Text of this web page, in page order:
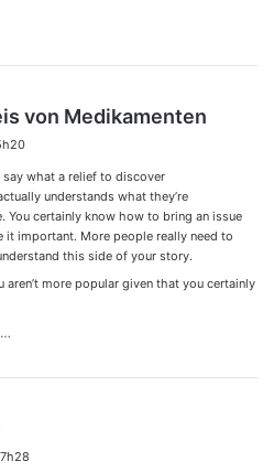
von Medikamenten
what a relief to discover
understands what they’re
You certainly know how to bring an issue
it important. More people really need to
this side of your story.
aren’t more popular given that you certainly
t